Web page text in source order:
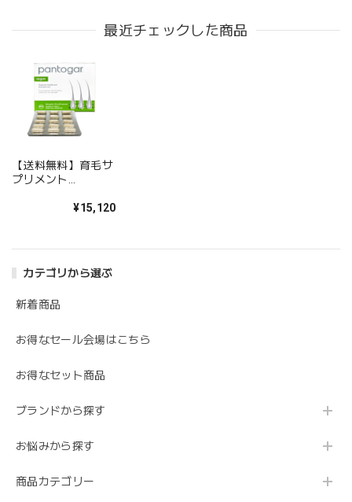
カテゴリから選ぶ
新着商品
お得なセール会場はこちら
お得なセット商品
ブランドから探す
お悩みから探す
商品カテゴリー
最近チェックした商品
【送料無料】育毛サ
プリメント
パントガール ビーガ
¥15,120